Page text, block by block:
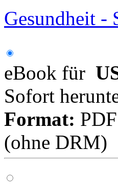
Gesundheit -
eBook für
Sofort
Format:
(ohne DRM)